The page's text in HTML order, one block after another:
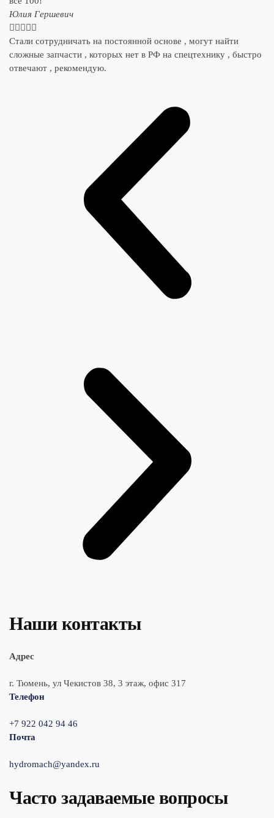
​Юлия Гершевич
    
Стали сотрудничать на постоянной основе , могут найти
сложные запчасти , которых нет в РФ на спецтехнику , быстро
отвечают , рекомендую.
Наши контакты
Адрес
г. Тюмень, ул Чекистов 38, 3 этаж, офис 317
Телефон
+7 922 042 94 46
Почта
hydromach@yandex.ru
Часто задаваемые вопросы